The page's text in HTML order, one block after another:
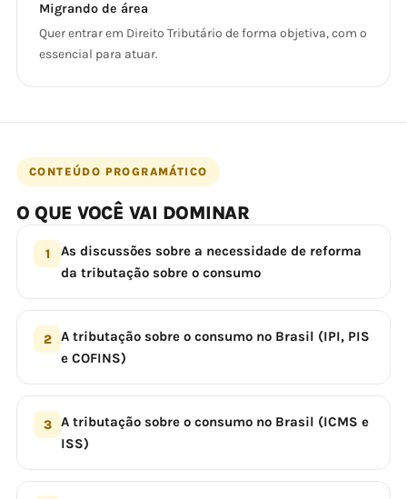
Migrando de área
Quer entrar em Direito Tributário de forma objetiva, com o
essencial para atuar.
CONTEÚDO PROGRAMÁTICO
O QUE VOCÊ VAI DOMINAR
1
As discussões sobre a necessidade de reforma
da tributação sobre o consumo
2
A tributação sobre o consumo no Brasil (IPI, PIS
e COFINS)
3
A tributação sobre o consumo no Brasil (ICMS e
ISS)